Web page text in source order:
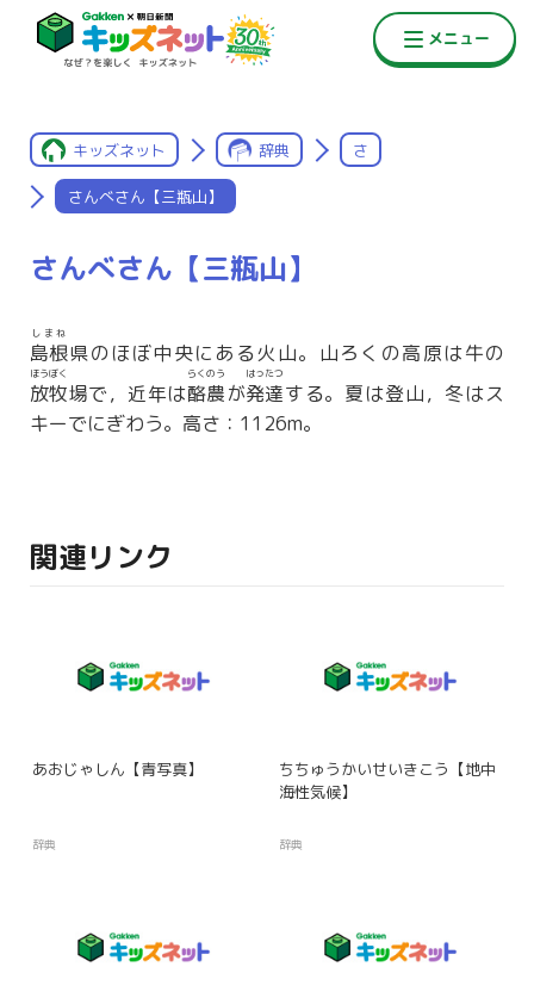
キッズネット 辞典 さ
さんべさん【三瓶山】
さんべさん【三瓶山】
島根
しまね
県のほぼ中央にある火山。山ろくの高原は牛の
放牧
ほうぼく
場で，近年は酪農
らくのう
が発達
はったつ
する。夏は登山，冬はス
キーでにぎわう。高さ：1126m。
関連リンク
あおじゃしん【青写真】
辞典
ちちゅうかいせいきこう【地中
海性気候】
辞典